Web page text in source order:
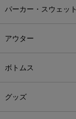
パーカー・スウェット
アウター
ボトムス
グッズ